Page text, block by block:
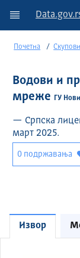
Почетна
Водови и
мреже
ГУ
— Српска
март 2025.
0 подржавања
Извор